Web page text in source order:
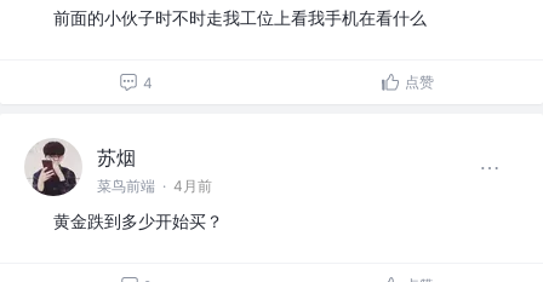
前面的小伙子时不时走我工位上看我手机在看什么
4 点赞
苏烟
菜鸟前端 · 4月前
黄金跌到多少开始买？